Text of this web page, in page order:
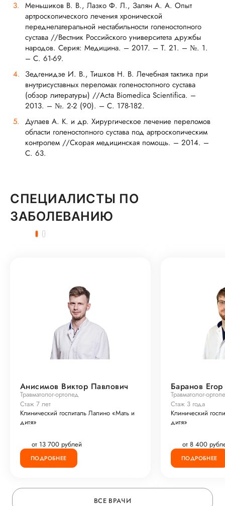
Меньшиков В. В., Лазко Ф. Л., Залян А. А. Опыт
артроскопического лечения хронической
переднелатеральной нестабильности голеностопного
сустава //Вестник Российского университета дружбы
народов. Серия: Медицина. – 2017. – Т. 21. – №. 1.
– С. 61-69.
Зедгенидзе И. В., Тишков Н. В. Лечебная тактика при
внутрисуставных переломах голеностопного сустава
(обзор литературы) //Acta Biomedica Scientifica. –
2013. – №. 2-2 (90). – С. 178-182.
Дулаев А. К. и др. Хирургическое лечение переломов
области голеностопного сустава под артроскопическим
контролем //Скорая медицинская помощь. – 2014. –
С. 63.
СПЕЦИАЛИСТЫ ПО
ЗАБОЛЕВАНИЮ
Анисимов Виктор Павлович
Травматолог-ортопед
Стаж 7 лет
Клинический госпиталь Лапино «Мать и
дитя»
от 13 700 рублей
ПОДРОБНЕЕ
Баранов
Травматолог-
Стаж 3 года
Клинический
дитя»
от 8 400
ПОДРОБНЕЕ
ВСЕ ВРАЧИ